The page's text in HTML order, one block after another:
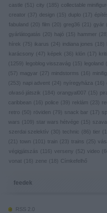
castle ( 51 ) city ( 185) collectable
creator ( 37) design ( 15) duplo ( 17)
fabuland ( 20) film ( 20) greg36 ( 21 ) gyár (
gyárlátogatás ( 20) hajó ( 15) hammer ( 28
hírek ( 75) ikarus ( 24) indiana jones ( 18 )
karácsony ( 47) képek ( 36 ) klón ( 17)
(
1259) legoblog visszavág ( 15) legoland (
( 57) magyar ( 27) mindstorms ( 16 ) minifig
( 253) napi advent ( 24) nyíregyháza ( 16 )
olvasó játszik ( 184) orangyal007 ( 15)
caribbean ( 16 ) police ( 39) reklám ( 23)
retro ( 50) röviden ( 79) snack bar ( 17)
wars ( 109) star wars hétvége ( 15)
szerdai szelektív ( 30) technic ( 86 ) tier (
( 21 ) town ( 101 ) train ( 23) trains ( 25)
végigjátszás ( 116 ) verseny ( 52) video (
vonat ( 16 ) zene ( 18 ) Címkefelhő
feedek
RSS 2.0